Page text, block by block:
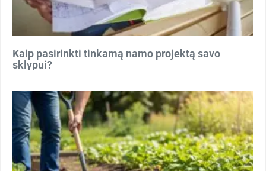
Kaip pasirinkti tinkamą namo projektą savo
sklypui?